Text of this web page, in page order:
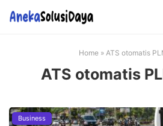
Home» ATS otomatis
ATS otomatis
Business